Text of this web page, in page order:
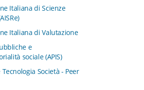
Italiana di Scienze
Italiana di Valutazione
e
sociale (APIS)
Tecnologia Società - Peer